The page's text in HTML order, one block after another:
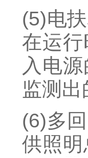
(5)电
在运
入电
监测
(6)多
供照